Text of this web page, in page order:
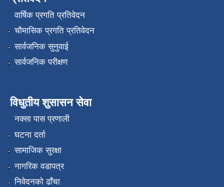
वार्षिक प्रगति प्रतिवेदन
चौमासिक प्रगति प्रतिवेदन
सार्वजनिक सुनुवाई
सार्वजनिक परीक्षण
विधुतीय शुसासन सेवा
नक्सा पास प्रणाली
घटना दर्ता
सामाजिक सुरक्षा
नागरिक वडापत्र
निवेदनको ढाँचा